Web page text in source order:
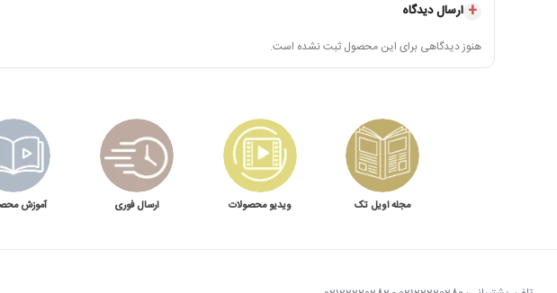
ارسال دیدگاه
هنوز دیدگاهی برای این محصول ثبت نشده است.
مجله اویل تک ویدیو محصولات ارسال فوری آموزش